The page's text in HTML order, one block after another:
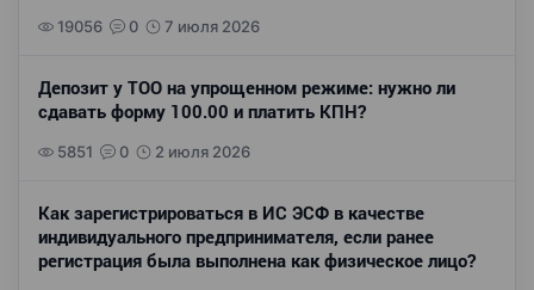
19056 0 7 июля 2026
Депозит у ТОО на упрощенном режиме: нужно ли
сдавать форму 100.00 и платить КПН?
5851 0 2 июля 2026
Как зарегистрироваться в ИС ЭСФ в качестве
индивидуального предпринимателя, если ранее
регистрация была выполнена как физическое лицо?